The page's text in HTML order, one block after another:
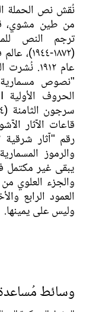
نُقش نص الحملة
ترجم النص
(١٨٧٢-
عام ١٩١٢.
"نصوص
قاعات الآثار
والرموز
يبقى غير مكتمل
والجزء العلوي
العمود الرابع
وليس على يمينها.
وسائط